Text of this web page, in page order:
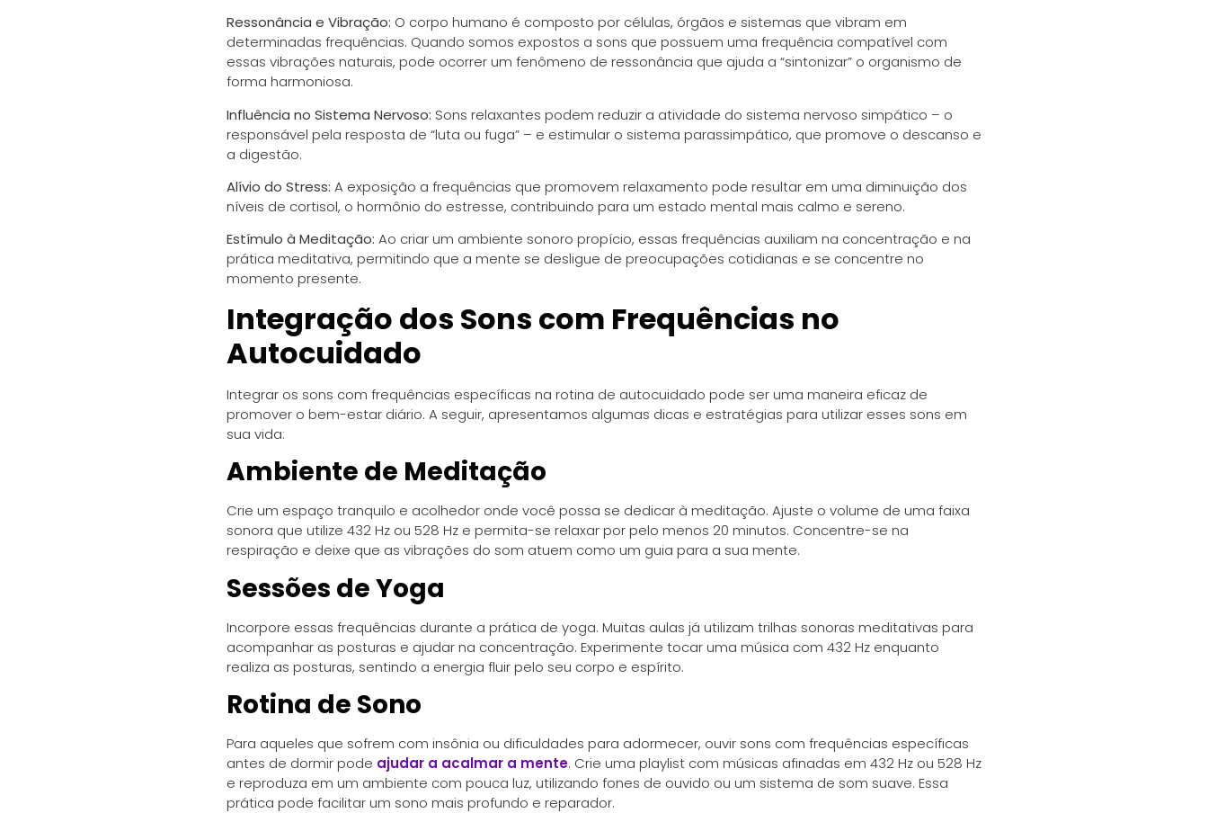
Ressonância e Vibração: O corpo humano é composto por células, órgãos e sistemas que vibram em
determinadas frequências. Quando somos expostos a sons que possuem uma frequência compatível com
essas vibrações naturais, pode ocorrer um fenômeno de ressonância que ajuda a “sintonizar” o organismo de
forma harmoniosa.
Influência no Sistema Nervoso: Sons relaxantes podem reduzir a atividade do sistema nervoso simpático – o
responsável pela resposta de “luta ou fuga” – e estimular o sistema parassimpático, que promove o descanso e
a digestão.
Alívio do Stress: A exposição a frequências que promovem relaxamento pode resultar em uma diminuição dos
níveis de cortisol, o hormônio do estresse, contribuindo para um estado mental mais calmo e sereno.
Estímulo à Meditação: Ao criar um ambiente sonoro propício, essas frequências auxiliam na concentração e na
prática meditativa, permitindo que a mente se desligue de preocupações cotidianas e se concentre no
momento presente.
Integração dos Sons com Frequências no
Autocuidado
Integrar os sons com frequências específicas na rotina de autocuidado pode ser uma maneira eficaz de
promover o bem-estar diário. A seguir, apresentamos algumas dicas e estratégias para utilizar esses sons em
sua vida:
Ambiente de Meditação
Crie um espaço tranquilo e acolhedor onde você possa se dedicar à meditação. Ajuste o volume de uma faixa
sonora que utilize 432 Hz ou 528 Hz e permita-se relaxar por pelo menos 20 minutos. Concentre-se na
respiração e deixe que as vibrações do som atuem como um guia para a sua mente.
Sessões de Yoga
Incorpore essas frequências durante a prática de yoga. Muitas aulas já utilizam trilhas sonoras meditativas para
acompanhar as posturas e ajudar na concentração. Experimente tocar uma música com 432 Hz enquanto
realiza as posturas, sentindo a energia fluir pelo seu corpo e espírito.
Rotina de Sono
Para aqueles que sofrem com insônia ou dificuldades para adormecer, ouvir sons com frequências específicas
antes de dormir pode ajudar a acalmar a mente. Crie uma playlist com músicas afinadas em 432 Hz ou 528 Hz
e reproduza em um ambiente com pouca luz, utilizando fones de ouvido ou um sistema de som suave. Essa
prática pode facilitar um sono mais profundo e reparador.